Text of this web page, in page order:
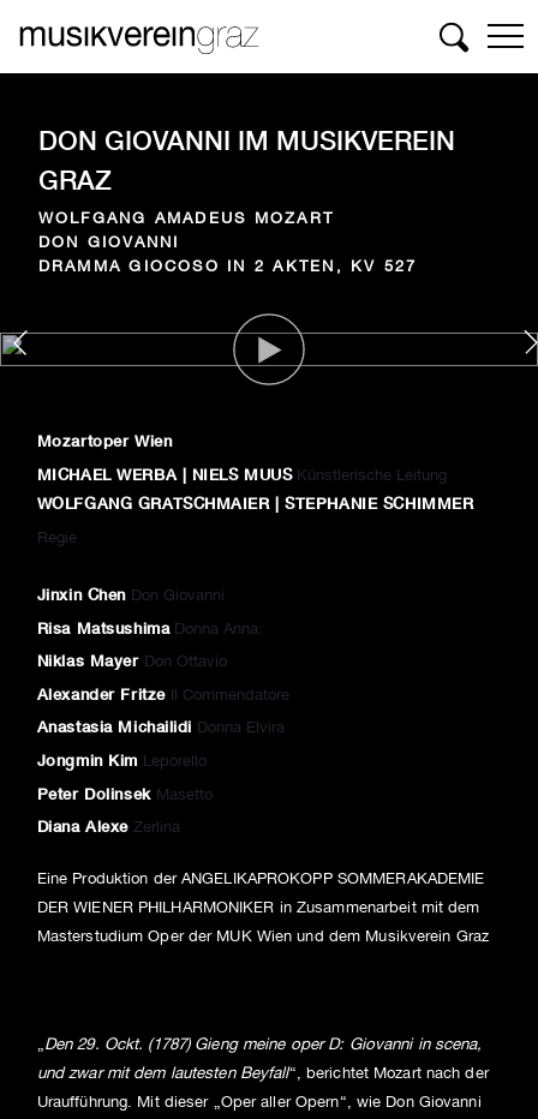
Suchen
DON GIOVANNI IM MUSIKVEREIN
GRAZ
WOLFGANG AMADEUS MOZART
DON GIOVANNI
DRAMMA GIOCOSO IN 2 AKTEN, KV 527
Mozartoper Wien
MICHAEL WERBA | NIELS MUUS Künstlerische Leitung
WOLFGANG GRATSCHMAIER | STEPHANIE SCHIMMER
Regie
Jinxin Chen Don Giovanni
Risa Matsushima Donna Anna:
Niklas Mayer Don Ottavio
Alexander Fritze Il Commendatore
Anastasia Michailidi Donna Elvira
Jongmin Kim Leporello
Peter Dolinsek Masetto
Diana Alexe Zerlina
Eine Produktion der ANGELIKA­PROKOPP­ SOMMERAKADEMIE
DER WIENER PHILHARMONIKER in Zusammenarbeit mit dem
Masterstudium Oper der MUK Wien und dem Musikverein Graz
Den 29. Ockt. (1787) Gieng meine oper D: Giovanni in scena,
und zwar mit dem lautesten Beyfall“, berichtet Mozart nach der
Uraufführung. Mit dieser „Oper aller Opern“, wie Don Giovanni